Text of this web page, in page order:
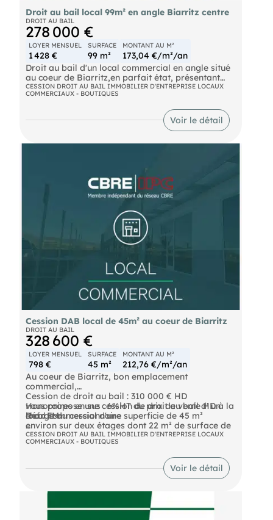
Droit au bail local 99m² en angle Biarritz centre
DROIT AU BAIL
278 000 €
LOYER MENSUEL
1 428 €
SURFACE
99 m²
MONTANT AU M²
173,04 €/m²/an
Droit au bail d'un local commercial en angle situé
au coeur de Biarritz,en parfait état, présentant
une excellente visibilité.D'une superficie de 99 m²,
accompagnée de réserves en sous-sol. Le loyer
CESSION DROIT AU BAIL IMMOBILIER D'ENTREPRISE LOCAUX
COMMERCIAUX - BOUTIQUES
Voir le détail
Cession DAB local de 45m² au coeur de Biarritz
DROIT AU BAIL
328 600 €
LOYER MENSUEL
798 €
SURFACE
45 m²
MONTANT AU M²
212,76 €/m²/an
Au coeur de Biarritz, bon emplacement
commercial,
vous propose une cession de droit au bail d' un
local commercial d'une superficie de 45 m²
environ sur deux étages dont 22 m² de surface de
vente en RDC et 23 m² de réserve en sous-sol.
Le local est loué 798 € HT /mois + 30 € HT / mois
activités immobilières et nuisances olfactives et
sonores. Ce bail a été renouvelé le 15 octobre
2025.
Cession de droit au bail : 310 000 € HD
Honoraires en sus : 6%HT du prix de vente HD à la
charge du cessionnaire
Réf : FM
Les informations sur les risques auxquels ce bien
est exposé sont disponibles sur le site Géorisques :
CESSION DROIT AU BAIL IMMOBILIER D'ENTREPRISE LOCAUX
COMMERCIAUX - BOUTIQUES
Voir le détail